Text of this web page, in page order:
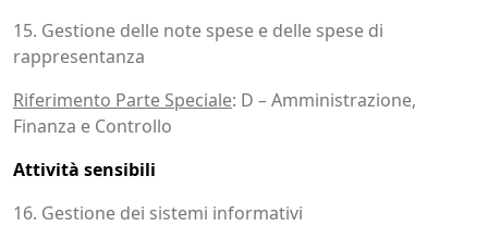
15. Gestione delle note spese e delle spese di
rappresentanza
Riferimento Parte Speciale: D – Amministrazione,
Finanza e Controllo
Attività sensibili
16. Gestione dei sistemi informativi